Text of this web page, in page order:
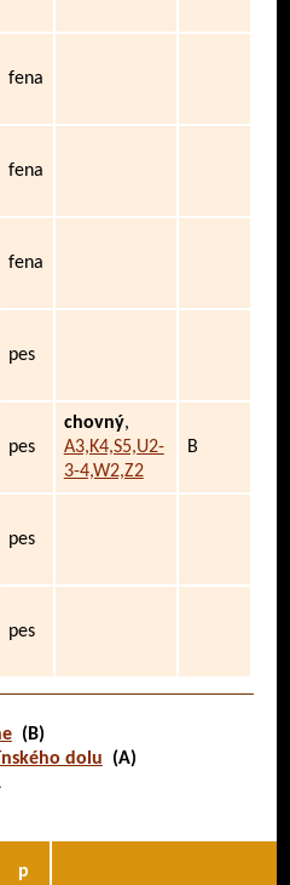
fena
fena
fena
pes
pes
chovný,
A3,K4,S5,U2-
3-4,W2,Z2
B
pes
pes
(B)
dolu (A)
p